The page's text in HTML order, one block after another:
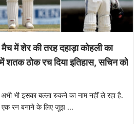
में शेर की तरह दहाड़ा कोहली का
ठोक रच दिया इतिहास, सचिन को
अभी भी इसका बल्ला रुकने का नाम नहीं ले रहा है.
रन बनाने के लिए जूझ ...